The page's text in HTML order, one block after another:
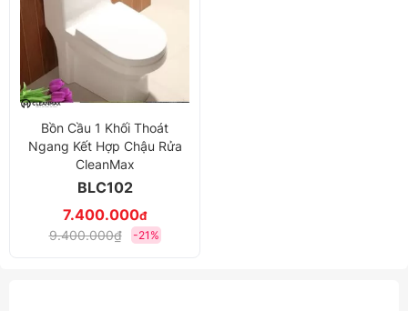
Bồn Cầu 1 Khối Thoát
Ngang Kết Hợp Chậu Rửa
CleanMax
BLC102
7.400.000đ
9.400.000₫ -21%